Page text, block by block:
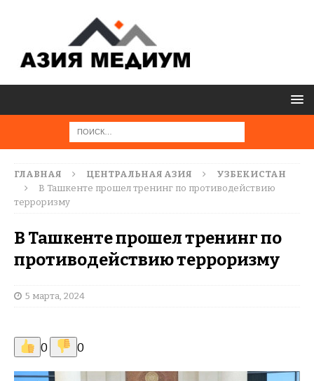
ГЛАВНАЯ ЦЕНТРАЛЬНАЯ АЗИЯ
УЗБЕКИСТАН
В Ташкенте прошел тренинг по противодействию
терроризму
В Ташкенте прошел тренинг по
противодействию терроризму
5 марта, 2024
0 0